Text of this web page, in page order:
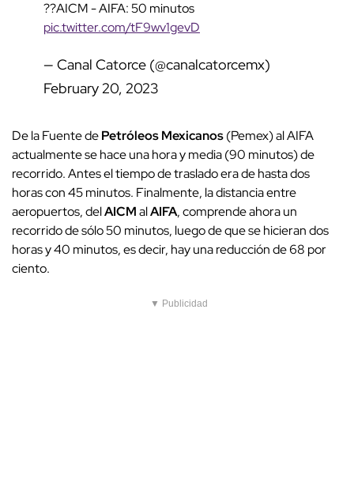
??AICM - AIFA: 50 minutos
pic.twitter.com/tF9wv1gevD
— Canal Catorce (@canalcatorcemx)
February 20, 2023
De la Fuente dePetróleos Mexicanos(Pemex) al AIFA
actualmente se hace una hora y media (90 minutos) de
recorrido. Antes el tiempo de traslado era de hasta dos
horas con 45 minutos. Finalmente, la distancia entre
aeropuertos, delAICMalAIFA, comprende ahora un
recorrido de sólo 50 minutos, luego de que se hicieran dos
horas y 40 minutos, es decir, hay una reducción de 68 por
ciento.
▼ Publicidad